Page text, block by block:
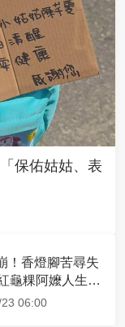
保佑姑姑、表
！香燈腳苦尋失
粿阿嬤人生謝
06:00